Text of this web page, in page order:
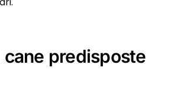
cane predisposte